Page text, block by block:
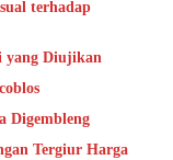
terhadap
yang Diujikan
Digembleng
Tergiur Harga